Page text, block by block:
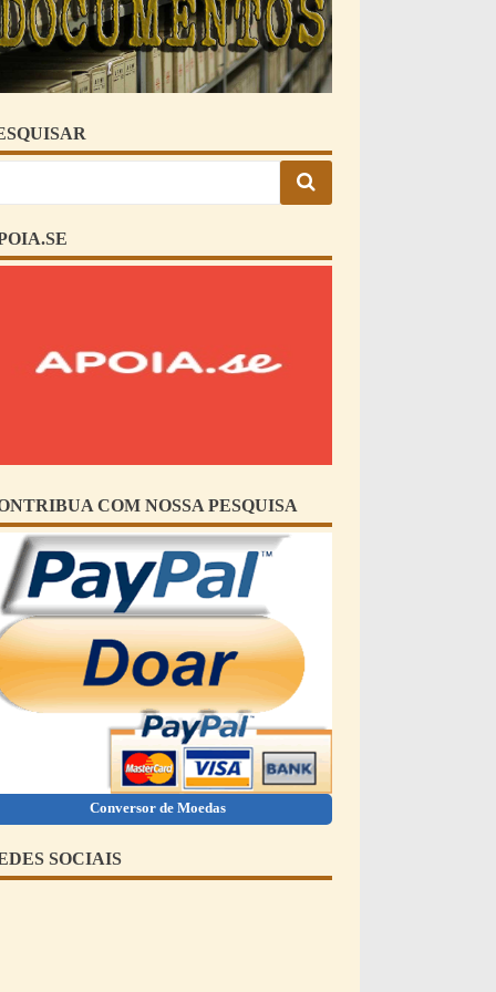
COM NOSSA PESQUISA
Conversor de Moedas
SOCIAIS